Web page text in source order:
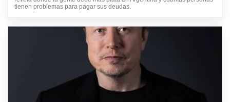
tienen problemas para pagar sus deudas.